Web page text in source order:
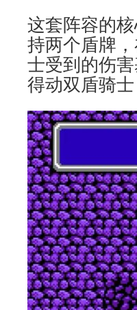
这套阵容的
持两个盾牌
士受到的伤
得动双盾骑士